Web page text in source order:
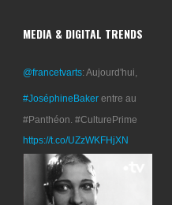
MEDIA & DIGITAL TRENDS
@francetvarts: Aujourd'hui,
#JoséphineBaker entre au
#Panthéon. #CulturePrime
https://t.co/UZzWKFHjXN